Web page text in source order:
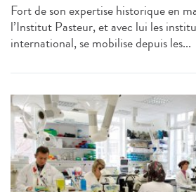
Fort de son expertise historique en
l’Institut Pasteur, et avec lui les
international, se mobilise depuis les...